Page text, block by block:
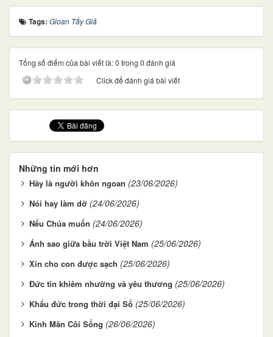
Tags: Gioan Tẩy Giả
Tổng số điểm của bài viết là: 0 trong 0 đánh giá
Click để đánh giá bài viết
Những tin mới hơn
Hãy là người khôn ngoan (23/06/2026)
Nói hay làm dở (24/06/2026)
Nếu Chúa muốn (24/06/2026)
Ánh sao giữa bầu trời Việt Nam (25/06/2026)
Xin cho con được sạch (25/06/2026)
Đức tin khiêm nhường và yêu thương (25/06/2026)
Khẩu đức trong thời đại Số (25/06/2026)
Kinh Mân Côi Sống (26/06/2026)